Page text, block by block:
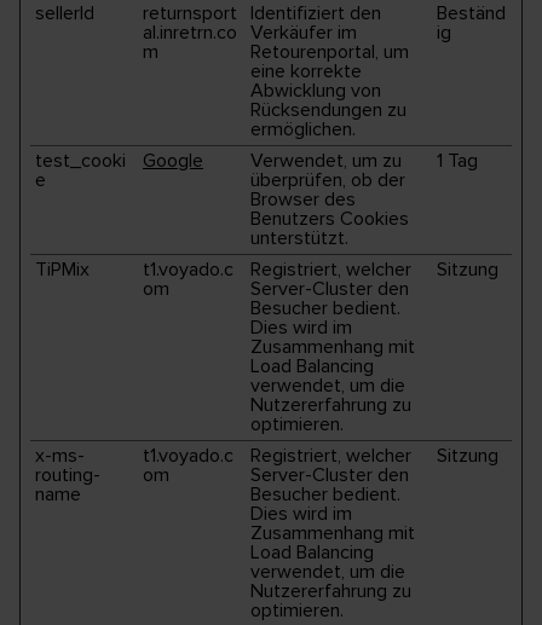
sellerId
returnsport
al.inretrn.co
m
Identifiziert den
Verkäufer im
Retourenportal, um
eine korrekte
Abwicklung von
Rücksendungen zu
ermöglichen.
Beständ
ig
test_cooki
e
Google
Verwendet, um zu
überprüfen, ob der
Browser des
Benutzers Cookies
unterstützt.
1 Tag
TiPMix
t1.voyado.c
om
Registriert, welcher
Server-Cluster den
Besucher bedient.
Dies wird im
Zusammenhang mit
Load Balancing
verwendet, um die
Nutzererfahrung zu
optimieren.
Sitzung
x-ms-
routing-
name
t1.voyado.c
om
Registriert, welcher
Server-Cluster den
Besucher bedient.
Dies wird im
Zusammenhang mit
Load Balancing
verwendet, um die
Nutzererfahrung zu
optimieren.
Sitzung